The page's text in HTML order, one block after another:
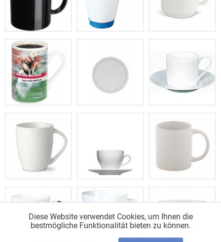
Diese Website verwendet Cookies, um Ihnen die
bestmögliche Funktionalität bieten zu können.